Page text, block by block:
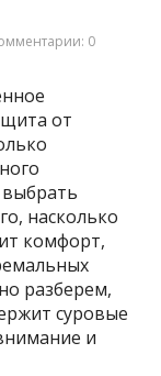
0
от
насколько
комфорт,
разберем,
суровые
и